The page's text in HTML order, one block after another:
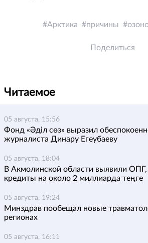
Арктика причины
Поделиться
Читаемое
05 августа, 15:56
Фонд «Әділ сөз» выразил
журналиста Динару Егеубаеву
05 августа, 18:04
В Акмолинской области выявили
кредиты на около 2 миллиарда теңге
05 августа, 19:24
Минздрав пообещал новые
регионах
05 августа, 16:11